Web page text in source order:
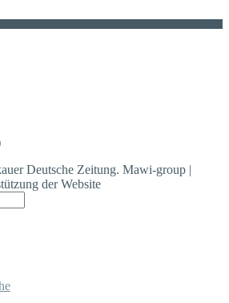
Deutsche Zeitung. Mawi-group |
der Website